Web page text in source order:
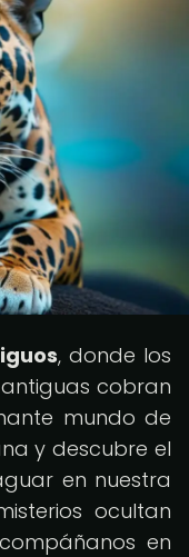
, donde los
cobran
mundo de
y descubre el
en nuestra
ocultan
en